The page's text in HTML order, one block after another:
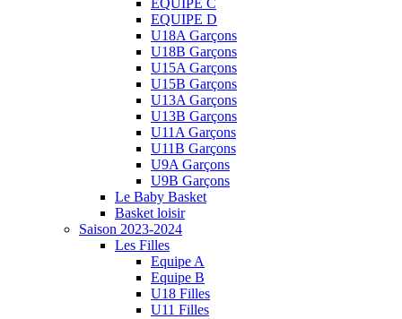
EQUIPE D
U18A Garçons
U18B Garçons
U15A Garçons
U15B Garçons
U13A Garçons
U13B Garçons
U11A Garçons
U11B Garçons
U9A Garçons
U9B Garçons
Le Baby Basket
Basket loisir
Saison 2023-2024
Les Filles
Equipe A
Equipe B
U18 Filles
U11 Filles